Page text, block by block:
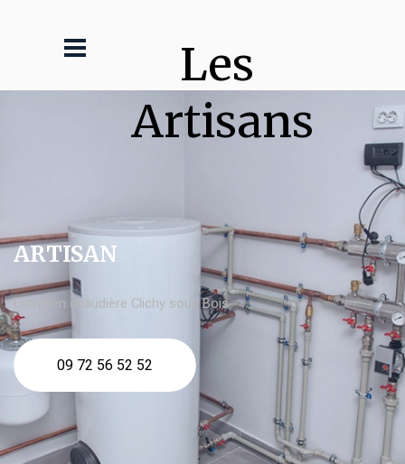
Les
Artisans
ARTISAN
Entretien chaudière Clichy sous Bois
09 72 56 52 52